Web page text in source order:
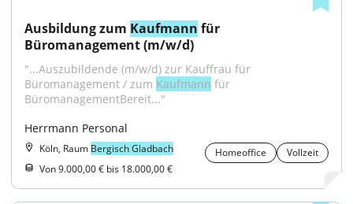
Ausbildung zum Kaufmann für
Büromanagement (m/w/d)
"...Auszubildende (m/w/d) zur Kauffrau für
Büromanagement / zum Kaufmann für
BüromanagementBereit..."
Herrmann Personal
Köln, Raum Bergisch Gladbach Homeoffice
Vollzeit
Von 9.000,00 € bis 18.000,00 €